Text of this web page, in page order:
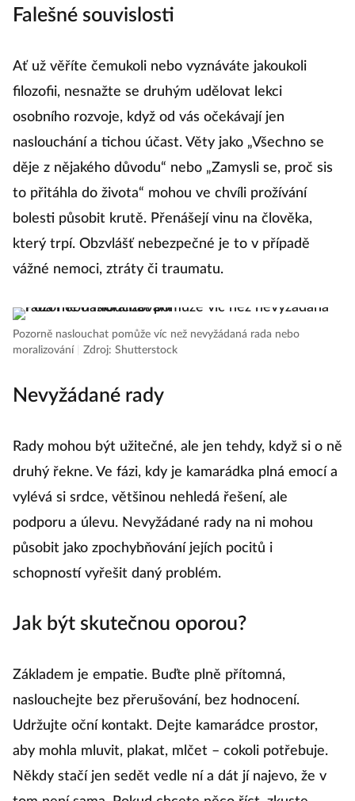
Falešné souvislosti
Ať už věříte čemukoli nebo vyznáváte jakoukoli
filozofii, nesnažte se druhým udělovat lekci
osobního rozvoje, když od vás očekávají jen
naslouchání a tichou účast. Věty jako „Všechno se
děje z nějakého důvodu“ nebo „Zamysli se, proč sis
to přitáhla do života“ mohou ve chvíli prožívání
bolesti působit krutě. Přenášejí vinu na člověka,
který trpí. Obzvlášť nebezpečné je to v případě
vážné nemoci, ztráty či traumatu.
Pozorně naslouchat pomůže víc než nevyžádaná rada nebo
moralizování
Zdroj: Shutterstock
Nevyžádané rady
Rady mohou být užitečné, ale jen tehdy, když si o ně
druhý řekne. Ve fázi, kdy je kamarádka plná emocí a
vylévá si srdce, většinou nehledá řešení, ale
podporu a úlevu. Nevyžádané rady na ni mohou
působit jako zpochybňování jejích pocitů i
schopností vyřešit daný problém.
Jak být skutečnou oporou?
Základem je empatie. Buďte plně přítomná,
naslouchejte bez přerušování, bez hodnocení.
Udržujte oční kontakt. Dejte kamarádce prostor,
aby mohla mluvit, plakat, mlčet – cokoli potřebuje.
Někdy stačí jen sedět vedle ní a dát jí najevo, že v